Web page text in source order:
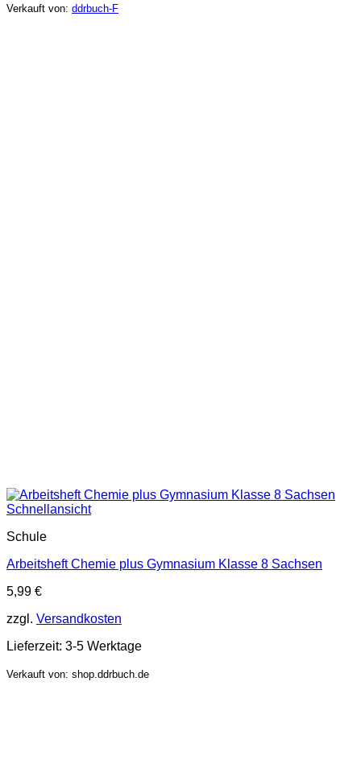
Verkauft von: ddrbuch-F
Schnellansicht
Schule
Arbeitsheft Chemie plus Gymnasium Klasse 8 Sachsen
5,99 €
zzgl. Versandkosten
Lieferzeit: 3-5 Werktage
Verkauft von: shop.ddrbuch.de